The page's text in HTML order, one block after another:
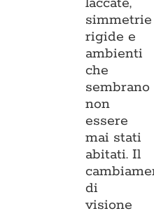
simmetrie
rigide e
ambienti
che
sembrano
non
essere
mai stati
abitati. Il
di
visione